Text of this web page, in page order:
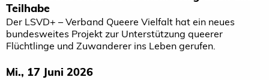
Teilhabe
Der LSVD+ – Verband Queere Vielfalt hat ein neues
bundesweites Projekt zur Unterstützung queerer
Flüchtlinge und Zuwanderer ins Leben gerufen.
Mi., 17 Juni 2026